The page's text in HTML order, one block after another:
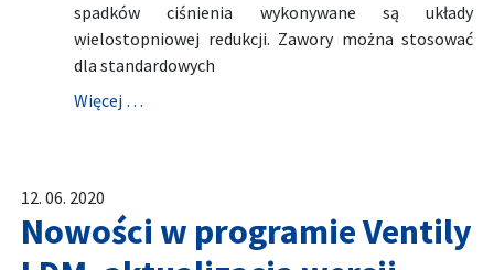
spadków ciśnienia wykonywane są układy
wielostopniowej redukcji. Zawory można stosować
dla standardowych
Więcej …
12. 06. 2020
Nowości w programie Ventily